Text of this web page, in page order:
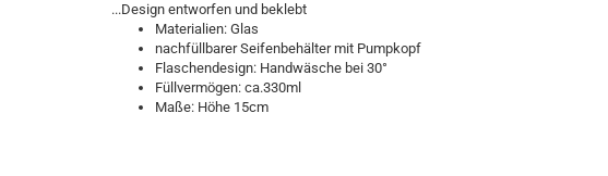
...Design entworfen und beklebt
Materialien: Glas
nachfüllbarer Seifenbehälter mit Pumpkopf
Flaschendesign: Handwäsche bei 30°
Füllvermögen: ca.330ml
Maße: Höhe 15cm